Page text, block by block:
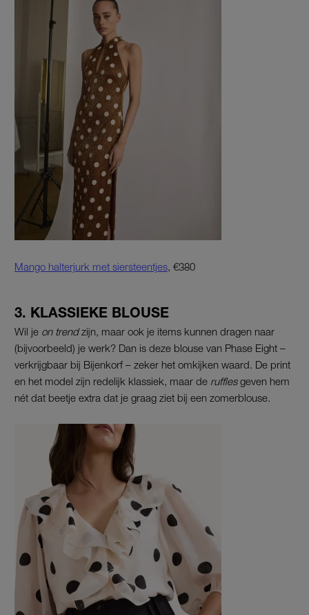
Mango halterjurk met siersteentjes, €380
3. KLASSIEKE BLOUSE
Wil je on trendzijn, maar ook je items kunnen dragen naar
(bijvoorbeeld) je werk? Dan is deze blouse van Phase Eight –
verkrijgbaar bij Bijenkorf – zeker het omkijken waard. De print
en het model zijn redelijk klassiek, maar de rufflesgeven hem
nét dat beetje extra dat je graag ziet bij een zomerblouse.